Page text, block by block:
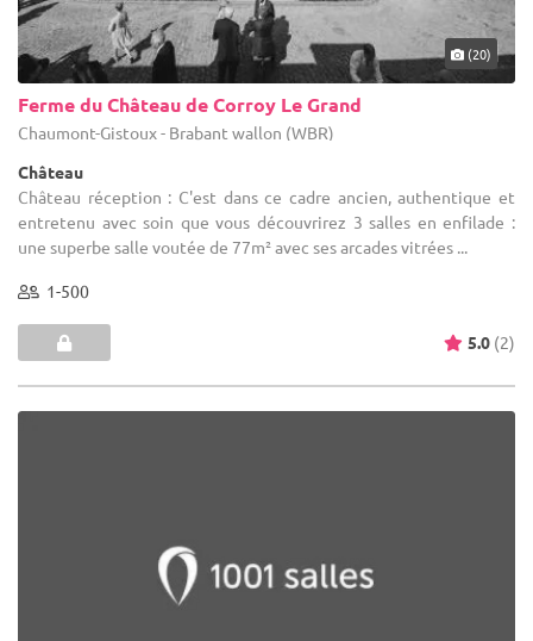
(20)
Ferme du Château de Corroy Le Grand
Chaumont-Gistoux - Brabant wallon (WBR)
Château
Château réception : C'est dans ce cadre ancien, authentique et
entretenu avec soin que vous découvrirez 3 salles en enfilade :
une superbe salle voutée de 77m² avec ses arcades vitrées ...
1-500
5.0 (2)